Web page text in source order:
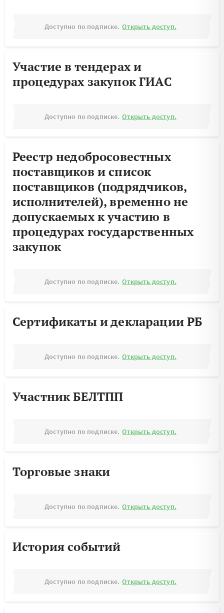
Доступно по подписке. Открыть доступ.
Участие в тендерах и
процедурах закупок ГИАС
Доступно по подписке. Открыть доступ.
Реестр недобросовестных
поставщиков и список
поставщиков (подрядчиков,
исполнителей), временно не
допускаемых к участию в
процедурах государственных
закупок
Доступно по подписке. Открыть доступ.
Сертификаты и декларации РБ
Доступно по подписке. Открыть доступ.
Участник БЕЛТПП
Доступно по подписке. Открыть доступ.
Торговые знаки
Доступно по подписке. Открыть доступ.
История событий
Доступно по подписке. Открыть доступ.